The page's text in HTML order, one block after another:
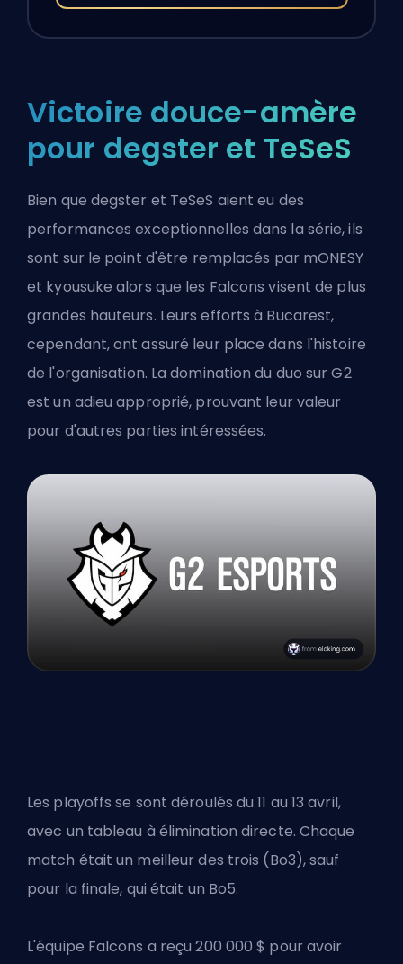
Victoire douce-amère
pour degster et TeSeS
Bien que degster et TeSeS aient eu des
performances exceptionnelles dans la série, ils
sont sur le point d'être remplacés par mONESY
et kyousuke alors que les Falcons visent de plus
grandes hauteurs. Leurs efforts à Bucarest,
cependant, ont assuré leur place dans l'histoire
de l'organisation. La domination du duo sur G2
est un adieu approprié, prouvant leur valeur
pour d'autres parties intéressées.
Les playoffs se sont déroulés du 11 au 13 avril,
avec un tableau à élimination directe. Chaque
match était un meilleur des trois (Bo3), sauf
pour la finale, qui était un Bo5.
L'équipe Falcons a reçu 200 000 $ pour avoir